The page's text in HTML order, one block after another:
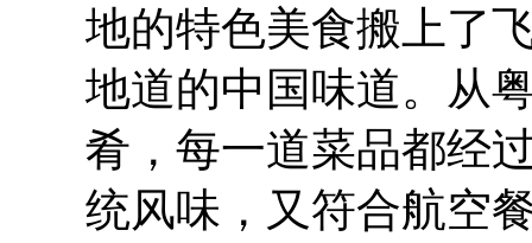
地的特色美食搬上了
地道的中国味道。从
肴，每一道菜品都经
统风味，又符合航空